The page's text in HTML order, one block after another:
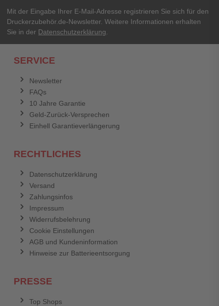
Ihr Passwort
Mit der Eingabe Ihrer E-Mail-Adresse registrieren Sie sich für den
Druckerzubehör.de-Newsletter. Weitere Informationen erhalten
Sie in der Datenschutzerklärung
SERVICE
Newsletter
FAQs
10 Jahre Garantie
Geld-Zurück-Versprechen
Einhell Garantieverlängerung
RECHTLICHES
Datenschutzerklärung
Versand
Zahlungsinfos
Impressum
Widerrufsbelehrung
Cookie Einstellungen
AGB und Kundeninformation
Hinweise zur Batterieentsorgung
PRESSE
Top Shops